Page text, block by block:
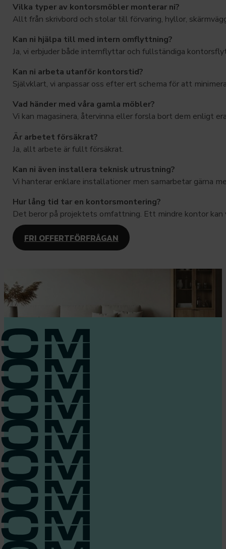
Vilka typer av kontorsmöbler monterar ni?
Allt från skrivbord och stolar till förvaring, hyllor,
Kan ni hjälpa till med intern omflyttning?
Ja, vi erbjuder både internflyttar och fullständiga
Kan ni arbeta utanför kontorstid?
Självklart, vi anpassar oss efter ert schema för att
Vad händer med våra gamla möbler?
Vi kan magasinera, återvinna eller forsla bort dem enligt
Är arbetet försäkrat?
Ja, allt arbete är fullt försäkrat.
Kan ni även installera teknisk utrustning?
Vi hanterar enklare installationer men samarbetar gärna
Hur lång tid tar en kontorsmontering?
Det beror på projektets omfattning. Ett mindre kontor kan
FRI OFFERTFÖRFRÅGAN